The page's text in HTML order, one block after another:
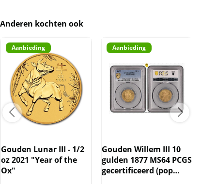
Anderen kochten ook
Aanbieding
Gouden Lunar III - 1/2
oz 2021 "Year of the
Ox"
Aanbieding
Gouden Willem III 10
gulden 1877 MS64 PCGS
gecertificeerd (pop